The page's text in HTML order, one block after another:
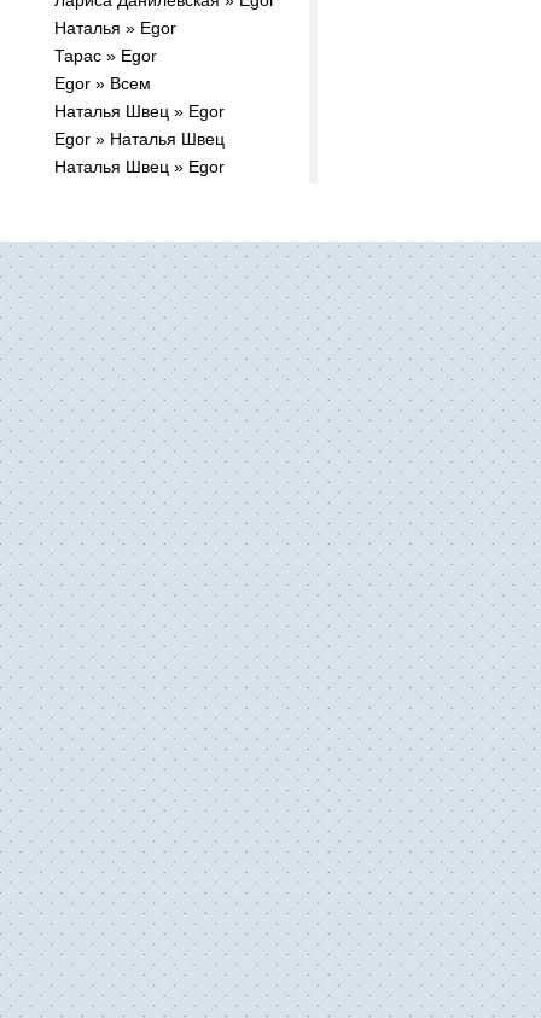
Наталья » Egor
Тарас » Egor
Egor » Всем
Наталья Швец » Egor
Egor » Наталья Швец
Наталья Швец » Egor